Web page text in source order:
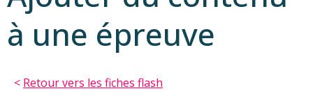
à une épreuve
< Retour vers les fiches flash